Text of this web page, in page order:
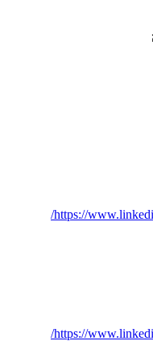
https://
https://